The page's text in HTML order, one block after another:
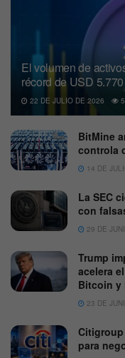
El volumen de
récord de USD
22 DE JULIO DE 2026
BitMine
controla
14 DE
La SEC
con
29 DE
Trump
acelera
Bitcoin y
23 DE
para